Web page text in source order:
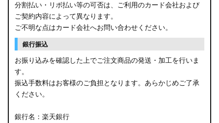
分割払い・リボ払い等の可否は、ご利用のカード会社および
ご契約内容によって異なります。
ご不明な点はカード会社へお問い合わせください。
銀行振込
お振り込みを確認した上でご注文商品の発送・加工を行いま
す。
振込手数料はお客様のご負担となります。あらかじめご了承
ください。
銀行名：楽天銀行